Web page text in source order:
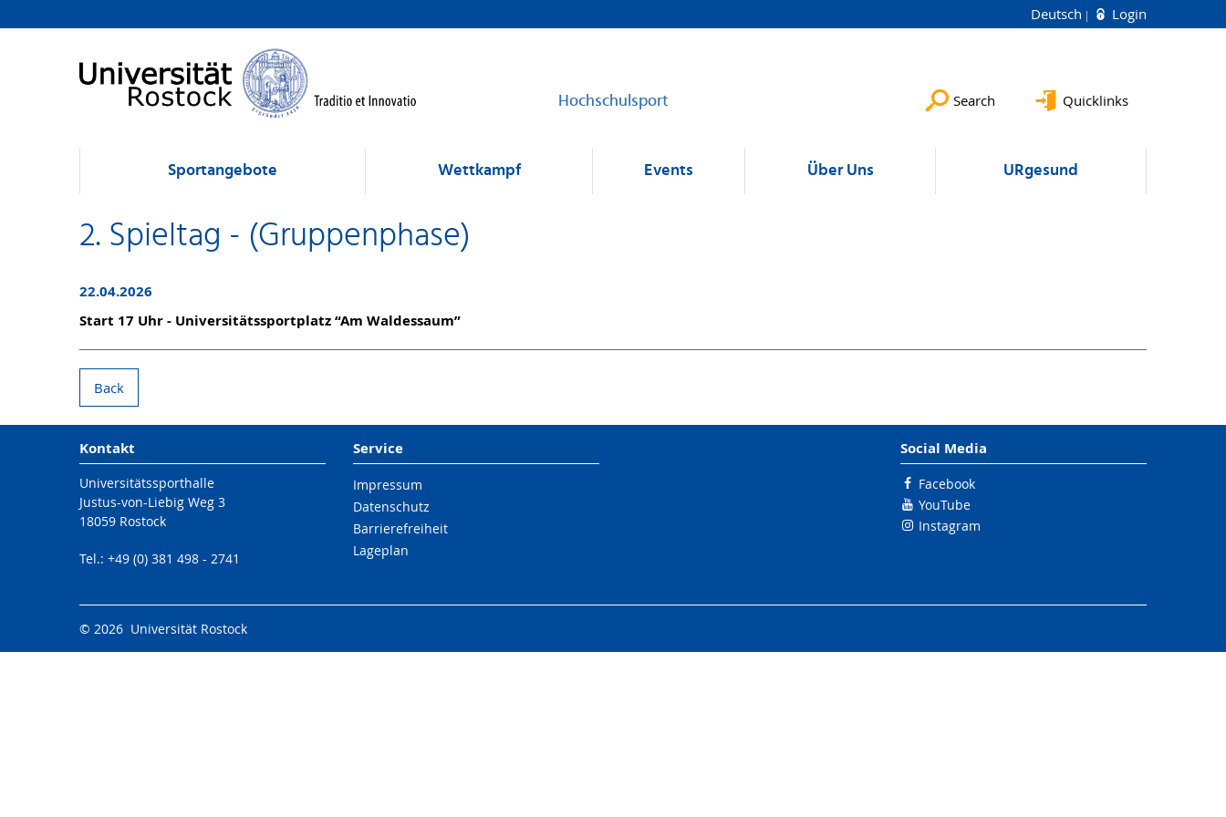
Deutsch Login
Hochschulsport Search Quicklinks
Sportangebote Wettkampf Events Über Uns URgesund
2. Spieltag - (Gruppenphase)
22.04.2026
Start 17 Uhr - Universitätssportplatz “Am Waldessaum”
Back
Kontakt
Universitätssporthalle
Justus-von-Liebig Weg 3
18059 Rostock
Tel.: +49 (0) 381 498 - 2741
Service
Impressum
Datenschutz
Barrierefreiheit
Lageplan
Social Media
Facebook
YouTube
Instagram
© 2026 Universität Rostock